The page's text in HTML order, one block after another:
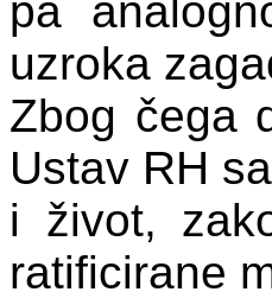
pa
uzroka
Zbog čega
Ustav RH
i život,
ratificirane